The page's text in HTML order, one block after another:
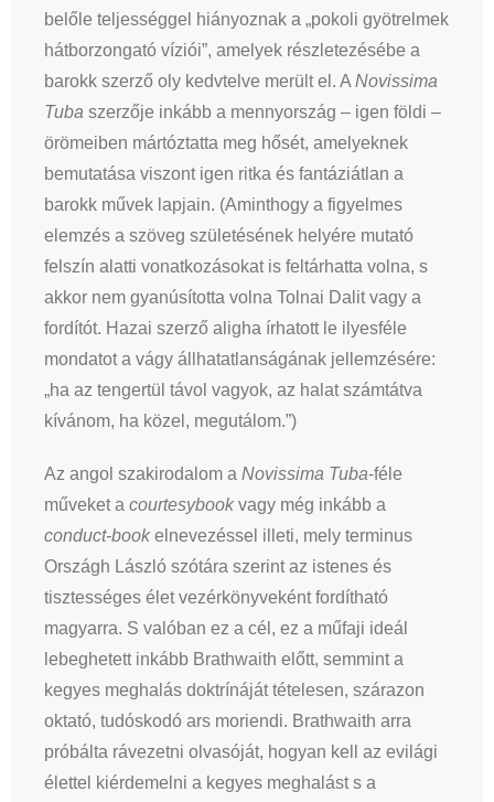
belőle teljességgel hiányoznak a „pokoli gyötrelmek
hátborzongató víziói”, amelyek részletezésébe a
barokk szerző oly kedvtelve merült el. A Novissima
Tuba szerzője inkább a mennyország – igen földi –
örömeiben mártóztatta meg hősét, amelyeknek
bemutatása viszont igen ritka és fantáziátlan a
barokk művek lapjain. (Aminthogy a figyelmes
elemzés a szöveg születésének helyére mutató
felszín alatti vonatkozásokat is feltárhatta volna, s
akkor nem gyanúsította volna Tolnai Dalit vagy a
fordítót. Hazai szerző aligha írhatott le ilyesféle
mondatot a vágy állhatatlanságának jellemzésére:
„ha az tengertül távol vagyok, az halat számtátva
kívánom, ha közel, megutálom.”)
Az angol szakirodalom a Novissima Tuba-féle
műveket a courtesybookvagy még inkább a
conduct-bookelnevezéssel illeti, mely terminus
Országh László szótára szerint az istenes és
tisztességes élet vezérkönyveként fordítható
magyarra. S valóban ez a cél, ez a műfaji ideál
lebeghetett inkább Brathwaith előtt, semmint a
kegyes meghalás doktrínáját tételesen, szárazon
oktató, tudóskodó ars moriendi. Brathwaith arra
próbálta rávezetni olvasóját, hogyan kell az evilági
élettel kiérdemelni a kegyes meghalást s a